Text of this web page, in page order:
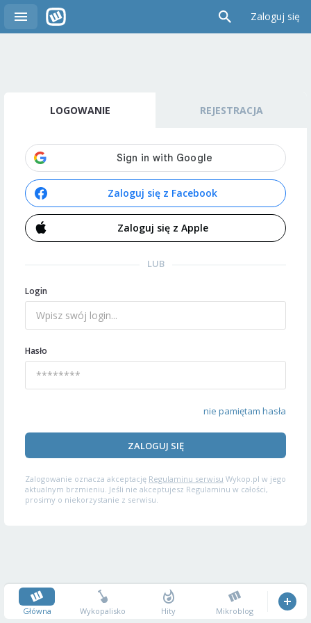
Zaloguj się
LOGOWANIE REJESTRACJA
Zaloguj się z Facebook
Zaloguj się z Apple
LUB
Login
Hasło
nie pamiętam hasła
ZALOGUJ SIĘ
Zalogowanie oznacza akceptację Regulaminu serwisu Wykop.pl w jego
aktualnym brzmieniu. Jeśli nie akceptujesz Regulaminu w całości,
prosimy o niekorzystanie z serwisu.
Główna Wykopalisko Hity Mikroblog